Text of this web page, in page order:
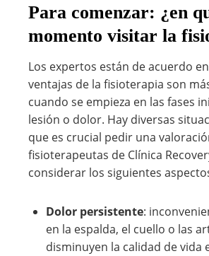
Para comenzar: ¿en
momento visitar la
Los expertos están de acuerdo
ventajas de la fisioterapia son
cuando se empieza en las fases
lesión o dolor. Hay diversas
que es crucial pedir una
fisioterapeutas de Clínica
considerar los siguientes
Dolor persistente:
en la espalda, el cuello o las
disminuyen la calidad de vida